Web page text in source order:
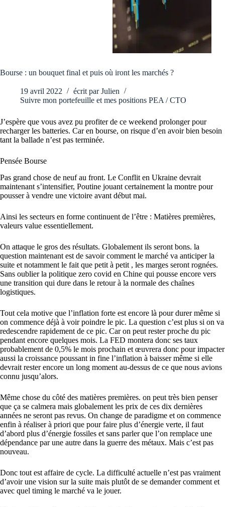
Bourse : un bouquet final et puis où iront les marchés ?
19 avril 2022 écrit par Julien
Suivre mon portefeuille et mes positions PEA / CTO
J’espère que vous avez pu profiter de ce weekend prolonger pour
recharger les batteries. Car en bourse, on risque d’en avoir bien besoin
tant la ballade n’est pas terminée.
Pensée Bourse
Pas grand chose de neuf au front. Le Conflit en Ukraine devrait
maintenant s’intensifier, Poutine jouant certainement la montre pour
pousser à vendre une victoire avant début mai.
Ainsi les secteurs en forme continuent de l’être : Matières premières,
valeurs value essentiellement.
On attaque le gros des résultats. Globalement ils seront bons. la
question maintenant est de savoir comment le marché va anticiper la
suite et notamment le fait que petit à petit , les marges seront rognées.
Sans oublier la politique zero covid en Chine qui pousse encore vers
une transition qui dure dans le retour à la normale des chaînes
logistiques.
Tout cela motive que l’inflation forte est encore là pour durer même si
on commence déjà à voir poindre le pic. La question c’est plus si on va
redescendre rapidement de ce pic. Car on peut rester proche du pic
pendant encore quelques mois. La FED montera donc ses taux
probablement de 0,5% le mois prochain et œuvrera donc pour impacter
aussi la croissance poussant in fine l’inflation à baisser même si elle
devrait rester encore un long moment au-dessus de ce que nous avions
connu jusqu’alors.
Même chose du côté des matières premières. on peut très bien penser
que ça se calmera mais globalement les prix de ces dix dernières
années ne seront pas revus. On change de paradigme et on commence
enfin à réaliser à priori que pour faire plus d’énergie verte, il faut
d’abord plus d’énergie fossiles et sans parler que l’on remplace une
dépendance par une autre dans la guerre des métaux. Mais c’est pas
nouveau.
Donc tout est affaire de cycle. La difficulté actuelle n’est pas vraiment
d’avoir une vision sur la suite mais plutôt de se demander comment et
avec quel timing le marché va le jouer.